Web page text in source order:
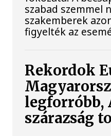
szabad szemmel
szakemberek
figyelték az
Rekordok
legforróbb,
szárazság